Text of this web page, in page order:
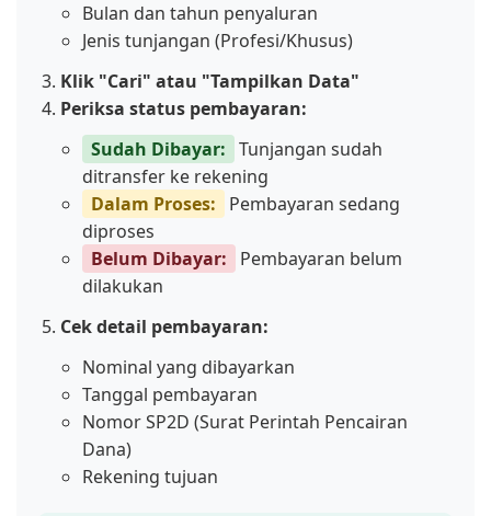
Bulan dan tahun penyaluran
Jenis tunjangan (Profesi/Khusus)
Klik "Cari" atau "Tampilkan Data"
Periksa status pembayaran:
Sudah Dibayar: Tunjangan sudah
ditransfer ke rekening
Dalam Proses:
Pembayaran sedang
diproses
Belum Dibayar:
Pembayaran belum
dilakukan
Cek detail pembayaran:
Nominal yang dibayarkan
Tanggal pembayaran
Nomor SP2D (Surat Perintah Pencairan
Dana)
Rekening tujuan